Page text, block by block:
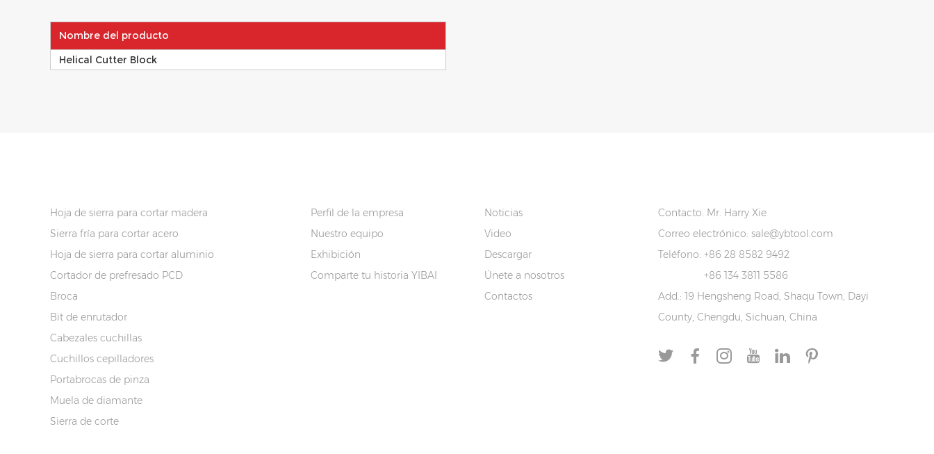
Nombre del producto
Helical Cutter Block
Hoja de sierra para cortar madera
Sierra fría para cortar acero
Hoja de sierra para cortar aluminio
Cortador de prefresado PCD
Broca
Bit de enrutador
Cabezales cuchillas
Cuchillos cepilladores
Portabrocas de pinza
Muela de diamante
Sierra de corte
Perfil de la empresa
Nuestro equipo
Exhibición
Comparte tu historia YIBAI
Noticias
Video
Descargar
Únete a nosotros
Contactos
Contacto: Mr. Harry Xie
Correo electrónico: sale@ybtool.com
Teléfono: +86 28 8582 9492
+86 134 3811 5586
Add.: 19 Hengsheng Road, Shaqu Town, Dayi
County, Chengdu, Sichuan, China